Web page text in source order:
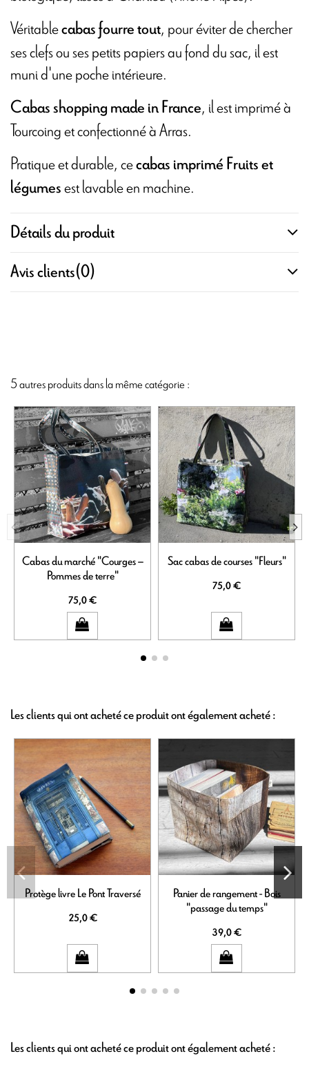
Véritablecabas fourre tout, pour éviter de chercher
ses clefs ou ses petits papiers au fond du sac, il est
muni d'une poche intérieure.
Cabas shopping made in France, il est imprimé à
Tourcoing et confectionné à Arras.
Pratique et durable, cecabas imprimé Fruits et
légumesest lavable en machine.
Détails du produit
Avis clients(0)
5 autres produits dans la même catégorie :
Cabas du marché "Courges –
Pommes de terre"
75,0 €
Sac cabas de courses "Fleurs"
75,0 €
Les clients qui ont acheté ce produit ont également acheté :
Protège livre Le Pont Traversé
25,0 €
Panier de rangement - Bois
"passage du temps"
39,0 €
Les clients qui ont acheté ce produit ont également acheté :